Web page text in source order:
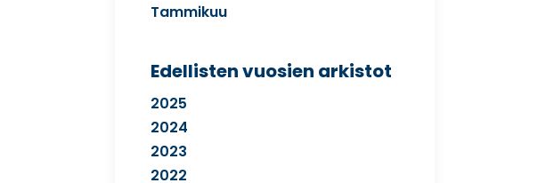
Tammikuu
Edellisten vuosien arkistot
2025
2024
2023
2022